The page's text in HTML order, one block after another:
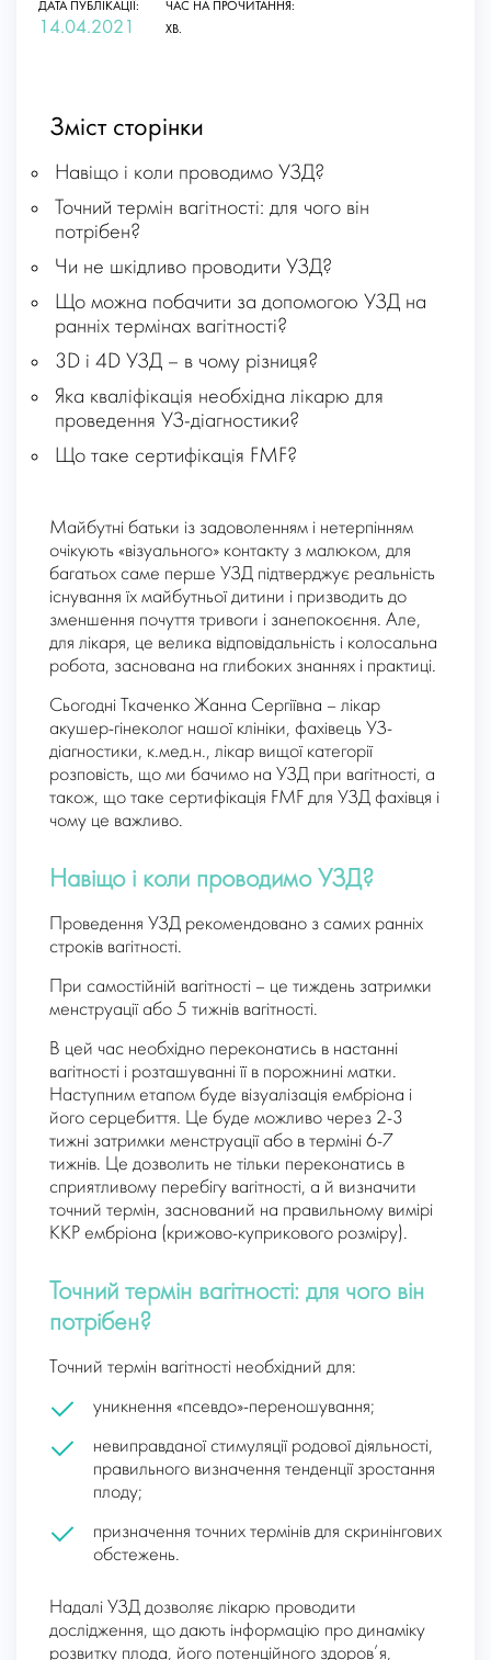
ДАТА ПУБЛІКАЦІЇ:
14.04.2021
ЧАС НА ПРОЧИТАННЯ:
ХВ.
Зміст сторінки
Навіщо і коли проводимо УЗД?
Точний термін вагітності: для чого він
потрібен?
Чи не шкідливо проводити УЗД?
Що можна побачити за допомогою УЗД на
ранніх термінах вагітності?
3D і 4D УЗД – в чому різниця?
Яка кваліфікація необхідна лікарю для
проведення УЗ-діагностики?
Що таке сертифікація FMF?
Майбутні батьки із задоволенням і нетерпінням
очікують «візуального» контакту з малюком, для
багатьох саме перше УЗД підтверджує реальність
існування їх майбутньої дитини і призводить до
зменшення почуття тривоги і занепокоєння. Але,
для лікаря, це велика відповідальність і колосальна
робота, заснована на глибоких знаннях і практиці.
Сьогодні Ткаченко Жанна Сергіївна – лікар
акушер-гінеколог нашої клініки, фахівець УЗ-
діагностики, к.мед.н., лікар вищої категорії
розповість, що ми бачимо на УЗД при вагітності, а
також, що таке сертифікація FMF для УЗД фахівця і
чому це важливо.
Навіщо і коли проводимо УЗД?
Проведення УЗД рекомендовано з самих ранніх
строків вагітності.
При самостійній вагітності – це тиждень затримки
менструації або 5 тижнів вагітності.
В цей час необхідно переконатись в настанні
вагітності і розташуванні її в порожнині матки.
Наступним етапом буде візуалізація ембріона і
його серцебиття. Це буде можливо через 2-3
тижні затримки менструації або в терміні 6-7
тижнів. Це дозволить не тільки переконатись в
сприятливому перебігу вагітності, а й визначити
точний термін, заснований на правильному вимірі
ККР ембріона (крижово-куприкового розміру).
Точний термін вагітності: для чого він
потрібен?
Точний термін вагітності необхідний для:
уникнення «псевдо»-переношування;
невиправданої стимуляції родової діяльності,
правильного визначення тенденції зростання
плоду;
призначення точних термінів для скринінгових
обстежень.
Надалі УЗД дозволяє лікарю проводити
дослідження, що дають інформацію про динаміку
розвитку плода, його потенційного здоров’я,